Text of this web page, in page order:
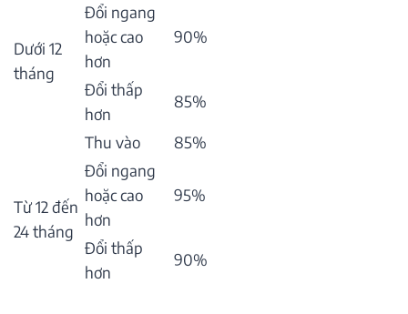
Dưới 12
tháng
Đổi ngang
hoặc cao
hơn
90%
Đổi thấp
hơn
85%
Từ 12 đến
24 tháng
Thu vào
85%
Đổi ngang
hoặc cao
hơn
95%
Đổi thấp
hơn
90%